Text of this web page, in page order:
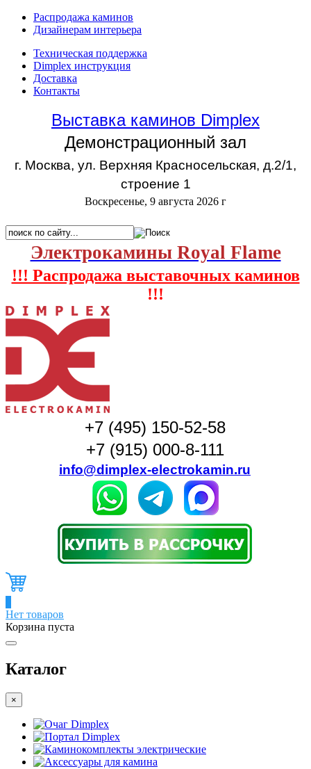
Распродажа каминов
Дизайнерам интерьера
Техническая поддержка
Dimplex инструкция
Доставка
Контакты
Выставка каминов Dimplex
Демонстрационный зал
г. Москва, ул. Верхняя Красносельская, д.2/1,
строение 1
Воскресенье, 9 августа 2026 г
Электрокамины Royal Flame
!!! Распродажа выставочных каминов
!!!
+7 (495) 150-52-58
+7 (915) 000-8-111
info@dimplex-electrokamin.ru
Нет товаров
Корзина пуста
Каталог
×
Очаг Dimplex
Портал Dimplex
Каминокомплекты электрические
Аксессуары для камина